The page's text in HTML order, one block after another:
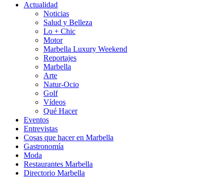
Actualidad
Noticias
Salud y Belleza
Lo + Chic
Motor
Marbella Luxury Weekend
Reportajes
Marbella
Arte
Natur-Ocio
Golf
Vídeos
Qué Hacer
Eventos
Entrevistas
Cosas que hacer en Marbella
Gastronomía
Moda
Restaurantes Marbella
Directorio Marbella